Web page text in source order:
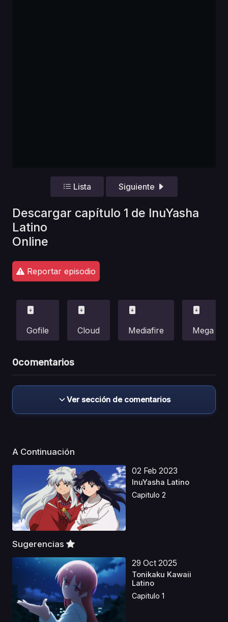
Lista Siguiente
Descargar capítulo 1 de InuYasha
Latino
Online
Reportar episodio
Gofile Cloud Mediafire Mega
0comentarios
Ver sección de comentarios
A Continuación
02 Feb 2023
InuYasha Latino
Capitulo 2
Sugerencias
29 Oct 2025
Tonikaku Kawaii
Latino
Capitulo 1